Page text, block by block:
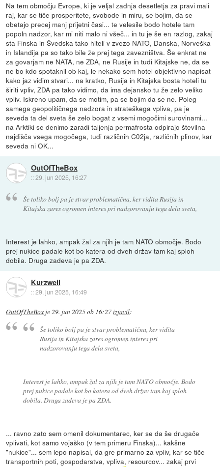
Na tem območju Evrope, ki je veljal zadnja desetletja za pravi mali
raj, kar se tiče prosperitete, svobode in miru, se bojim, da se
obetajo precej manj prijetni časi... te velesile bodo hotele tam
popoln nadzor, kar mi niti malo ni všeč... in tu je še en razlog, zakaj
sta Finska in Švedska tako hiteli v zvezo NATO, Danska, Norveška
in Islandija pa so tako bile že prej tega zavezništva. Še enkrat ne
za govarjam ne NATA, ne ZDA, ne Rusije in tudi Kitajske ne, da se
ne bo kdo spotaknil ob kaj, le nekako sem hotel objektivno napisat
kako jaz vidim stvari... na kratko, Rusija in Kitajska bosta hoteli tu
širiti vpliv, ZDA pa tako vidimo, da ima dejansko tu že zelo veliko
vpliv. Iskreno upam, da se motim, pa se bojim da se ne. Poleg
samega geopolitičnega nadzora in strateškega vpliva, pa je
seveda ta del sveta še zelo bogat z vsemi mogočimi surovinami...
na Arktiki se denimo zaradi taljenja permafrosta odpirajo številna
najdišča vsega mogočega, tudi različnih C02ja, različnih plinov, kar
seveda ni OK...
OutOfTheBox
::29. jun 2025, 16:27
Še toliko bolj pa je stvar problematična, ker vidita Rusija in
Kitajska zares ogromen interes pri nadzorovanju tega dela sveta,
Interest je lahko, ampak žal za njih je tam NATO območje. Bodo
prej nukice padale kot bo katera od dveh držav tam kaj sploh
dobila. Druga zadeva je pa ZDA.
Kurzweil
::29. jun 2025, 16:49
OutOfTheBox je29. jun 2025 ob 16:27izjavil:
Še toliko bolj pa je stvar problematična, ker vidita
Rusija in Kitajska zares ogromen interes pri
nadzorovanju tega dela sveta,
Interest je lahko, ampak žal za njih je tam NATO območje. Bodo
prej nukice padale kot bo katera od dveh držav tam kaj sploh
dobila. Druga zadeva je pa ZDA.
... ravno zato sem omenil dokumentarec, ker se da še drugače
vplivati, kot samo vojaško (v tem primeru Finska)... kakšne
"nukice"... sem lepo napisal, da gre primarno za vpliv, kar se tiče
transportnih poti, gospodarstva, vpliva, resourcov... zakaj prvi